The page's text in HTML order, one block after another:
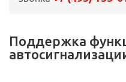
Поддержка